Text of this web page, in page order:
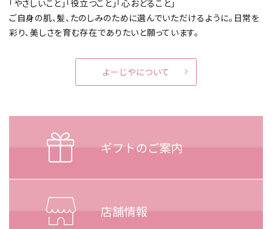
「やさしいこと」「役立つこと」「心おどること」
ご自身の肌、髪、たのしみのために選んでいただけるように。 日常を
彩り、美しさを育む存在でありたいと願っています。
よーじやについて